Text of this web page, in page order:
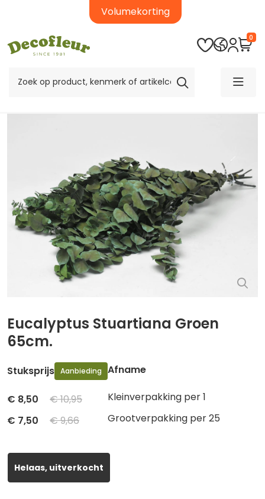
Volumekorting
0
Eucalyptus Stuartiana Groen
65cm.
Stuksprijs Aanbieding
€ 8,50
€ 10,95
€ 7,50 € 9,66
Afname
Kleinverpakking per 1
Grootverpakking per 25
Helaas, uitverkocht